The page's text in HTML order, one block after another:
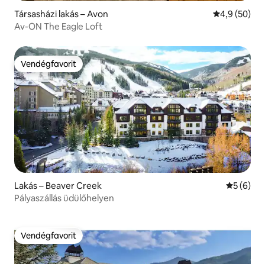
Társasházi lakás – Avon Átlagos
4,9 (50)
Av-ON The Eagle Loft
Vendégfavorit
Vendégfavorit
Lakás – Beaver Creek Átlagos
5 (6)
Pályaszállás üdülőhelyen
Vendégfavorit
Vendégfavorit